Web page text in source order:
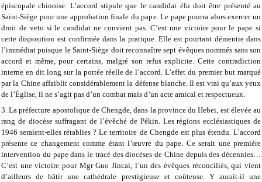
épiscopale chinoise. L’accord stipule que le candidat élu doit être présenté au
Saint-Siège pour une approbation finale du pape. Le pape pourra alors exercer un
droit de veto si le candidat ne convient pas. C’est une victoire pour le pape si
cette disposition est confirmée dans la pratique. Elle est pourtant démentie dans
l’immédiat puisque le Saint-Siège doit reconnaître sept évêques nommés sans son
accord et même, pour certains, malgré son refus explicite. Cette contradiction
interne en dit long sur la portée réelle de l’accord. L’effet du premier but marqué
par la Chine affaiblit considérablement la défense blanche. Il est vrai qu’aux yeux
de l’Église, il ne s’agit pas d’un combat mais d’un acte amical et respectueux.
3. La préfecture apostolique de Chengde, dans la province du Hebei, est élevée au
rang de diocèse suffragant de l’évêché de Pékin. Les régions ecclésiastiques de
1946 seraient-elles rétablies ? Le territoire de Chengde est plus étendu. L’accord
présente ce changement comme étant l’œuvre du pape. Ce serait une première
intervention du pape dans le tracé des diocèses de Chine depuis des décennies…
C’est une victoire pour Mgr Guo Jincai, l’un des évêques réconciliés, qui vient
d’ailleurs de bâtir une cathédrale prestigieuse et coûteuse. Y aurait-il une